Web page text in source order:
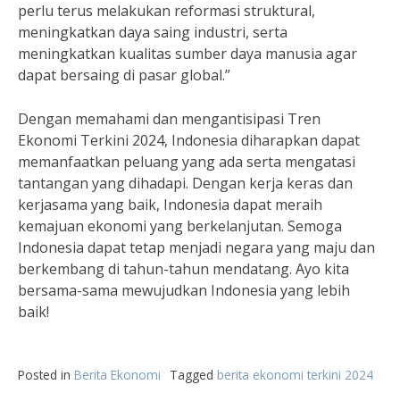
perlu terus melakukan reformasi struktural,
meningkatkan daya saing industri, serta
meningkatkan kualitas sumber daya manusia agar
dapat bersaing di pasar global.”
Dengan memahami dan mengantisipasi Tren
Ekonomi Terkini 2024, Indonesia diharapkan dapat
memanfaatkan peluang yang ada serta mengatasi
tantangan yang dihadapi. Dengan kerja keras dan
kerjasama yang baik, Indonesia dapat meraih
kemajuan ekonomi yang berkelanjutan. Semoga
Indonesia dapat tetap menjadi negara yang maju dan
berkembang di tahun-tahun mendatang. Ayo kita
bersama-sama mewujudkan Indonesia yang lebih
baik!
Posted in Berita Ekonomi Tagged berita ekonomi terkini 2024